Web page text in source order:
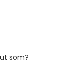
som?